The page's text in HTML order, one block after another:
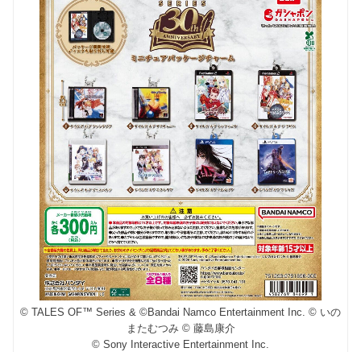
© TALES OF™ Series & ©Bandai Namco Entertainment Inc. © いの
またむつみ © 藤島康介
© Sony Interactive Entertainment Inc.